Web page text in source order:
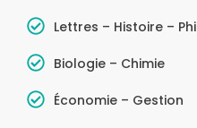
Lettres – Histoire –
Biologie – Chimie
Économie – Gestion